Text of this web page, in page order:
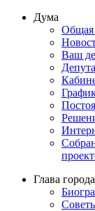
Дума
Общая
Ваш
Глава города